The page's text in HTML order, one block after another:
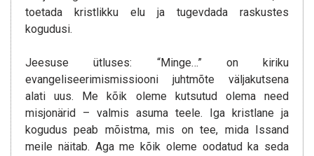
toetada kristlikku elu ja tugevdada raskustes
kogudusi.
Jeesuse ütluses: “Minge…” on kiriku
evangeliseerimismissiooni juhtmõte väljakutsena
alati uus. Me kõik oleme kutsutud olema need
misjonärid – valmis asuma teele. Iga kristlane ja
kogudus peab mõistma, mis on tee, mida Issand
meile näitab. Aga me kõik oleme oodatud ka seda